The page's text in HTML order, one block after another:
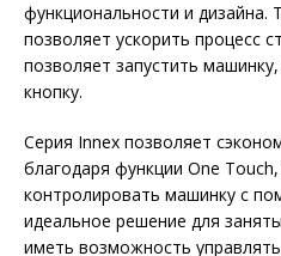
функциональности и дизайна.
позволяет ускорить процесс
позволяет запустить
кнопку.
Серия Innex позволяет
благодаря функции One
контролировать машинку с
идеальное решение для
иметь возможность